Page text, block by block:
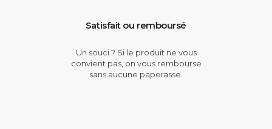
Satisfait ou remboursé
Un souci ? Si le produit ne vous
convient pas, on vous rembourse
sans aucune paperasse.